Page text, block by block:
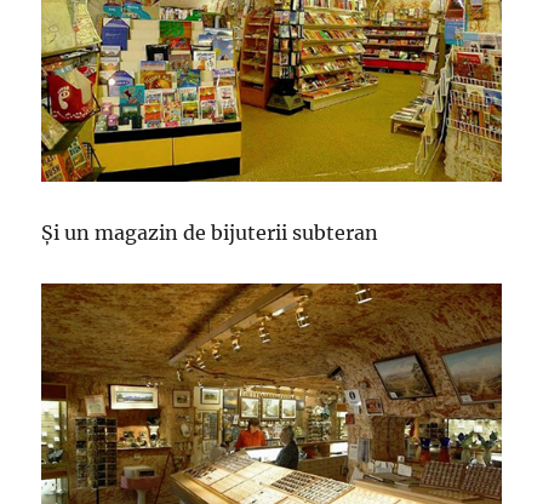
Și un magazin de bijuterii subteran